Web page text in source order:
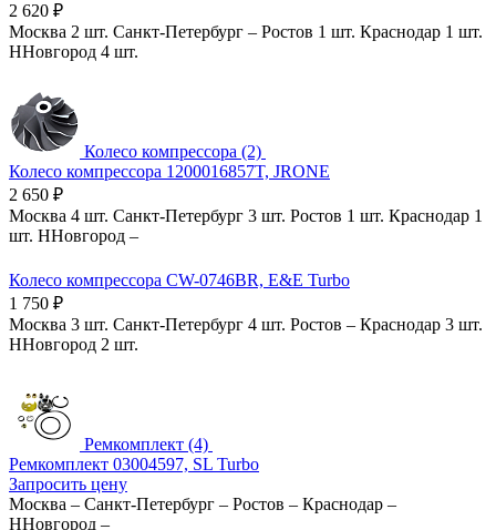
2 620 ₽
Москва 2 шт. Санкт-Петербург – Ростов 1 шт. Краснодар 1 шт.
ННовгород 4 шт.
Колесо компрессора (2)
Колесо компрессора 1200016857T, JRONE
2 650 ₽
Москва 4 шт. Санкт-Петербург 3 шт. Ростов 1 шт. Краснодар 1
шт. ННовгород –
Колесо компрессора CW-0746BR, E&E Turbo
1 750 ₽
Москва 3 шт. Санкт-Петербург 4 шт. Ростов – Краснодар 3 шт.
ННовгород 2 шт.
Ремкомплект (4)
Ремкомплект 03004597, SL Turbo
Запросить цену
Москва – Санкт-Петербург – Ростов – Краснодар –
ННовгород –